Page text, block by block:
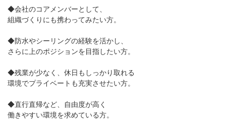
◆会社のコアメンバーとして、
組織づくりにも携わってみたい方。
◆防水やシーリングの経験を活かし、
さらに上のポジションを目指したい方。
◆残業が少なく、休日もしっかり取れる
環境でプライベートも充実させたい方。
◆直行直帰など、自由度が高く
働きやすい環境を求めている方。